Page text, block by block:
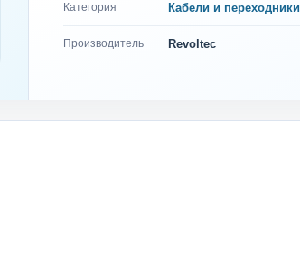
Категория Кабели и переходники
Производитель Revoltec